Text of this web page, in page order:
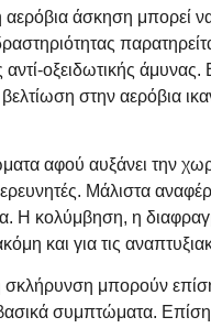
άσκηση μπορεί
οξειδωτικής
στην αερόβια
αφού αυξάνει την
Μάλιστα
Η κολύμβηση, η
και για τις
σκλήρυνση μπορούν
συμπτώματα.